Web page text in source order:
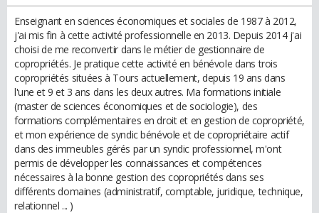
Enseignant en sciences économiques et sociales de 1987 à 2012,
j'ai mis fin à cette activité professionnelle en 2013. Depuis 2014 j'ai
choisi de me reconvertir dans le métier de gestionnaire de
copropriétés. Je pratique cette activité en bénévole dans trois
copropriétés situées à Tours actuellement, depuis 19 ans dans
l'une et 9 et 3 ans dans les deux autres. Ma formations initiale
(master de sciences économiques et de sociologie), des
formations complémentaires en droit et en gestion de copropriété,
et mon expérience de syndic bénévole et de copropriétaire actif
dans des immeubles gérés par un syndic professionnel, m'ont
permis de développer les connaissances et compétences
nécessaires à la bonne gestion des copropriétés dans ses
différents domaines (administratif, comptable, juridique, technique,
relationnel ... )